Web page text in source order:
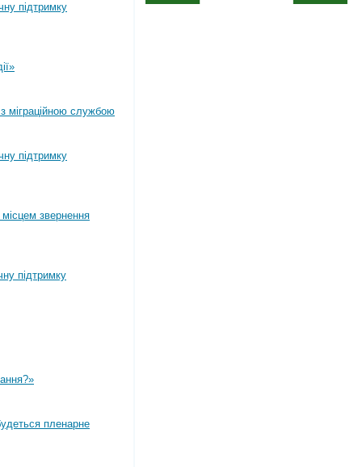
підтримку
міграційною службою
підтримку
звернення
підтримку
пленарне